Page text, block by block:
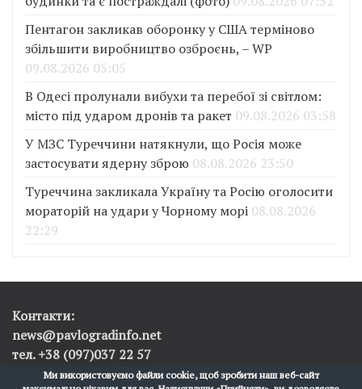
Пентагон закликав оборонку у США терміново
збільшити виробництво озброєнь, – WP
09.08.2026 05:05
В Одесі пролунали вибухи та перебої зі світлом:
місто під ударом дронів та ракет 09.08.2026 03:58
У МЗС Туреччини натякнули, що Росія може
застосувати ядерну зброю 08.08.2026 23:50
Туреччина закликала Україну та Росію оголосити
мораторій на удари у Чорному морі 08.08.2026
22:29
Контакти:
news@pavlogradinfo.net
тел. +38 (097)037 22 57
Ми використовуємо файли cookie, щоб зробити наш веб-сайт